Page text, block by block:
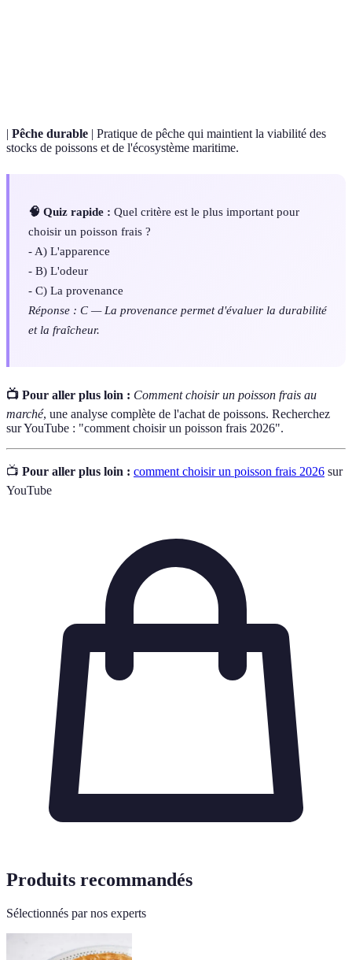
| Pêche durable | Pratique de pêche qui maintient la viabilité des
stocks de poissons et de l'écosystème maritime.
🧠 Quiz rapide : Quel critère est le plus important pour
choisir un poisson frais ?
- A) L'apparence
- B) L'odeur
- C) La provenance
Réponse : C — La provenance permet d'évaluer la durabilité
et la fraîcheur.
📺 Pour aller plus loin : Comment choisir un poisson frais au
marché, une analyse complète de l'achat de poissons. Recherchez
sur YouTube : "comment choisir un poisson frais 2026".
📺 Pour aller plus loin : comment choisir un poisson frais 2026 sur
YouTube
Produits recommandés
Sélectionnés par nos experts